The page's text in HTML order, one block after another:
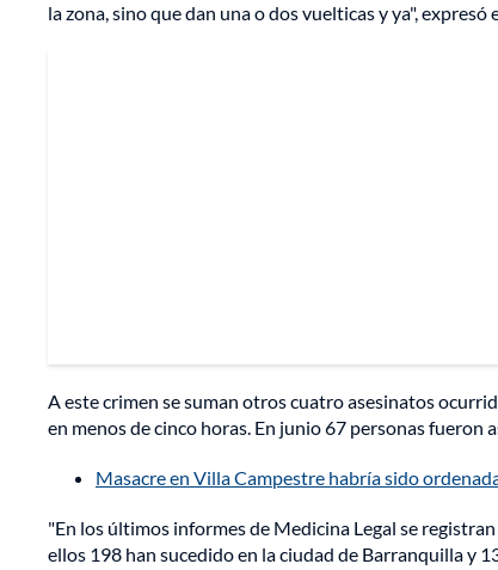
la zona, sino que dan una o dos vuelticas y ya",
A este crimen se suman otros cuatro asesinatos
en menos de cinco horas. En junio 67 personas fueron
Masacre en Villa Campestre habría sido
"En los últimos informes de Medicina Legal se registran
ellos 198 han sucedido en la ciudad de Barranquilla y